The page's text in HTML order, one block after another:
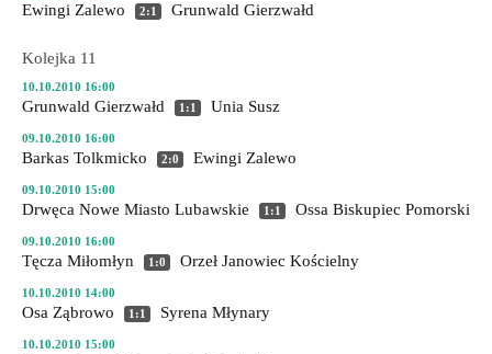
Ewingi Zalewo 2:1 Grunwald Gierzwałd
Kolejka 11
10.10.2010 16:00
Grunwald Gierzwałd 1:1 Unia Susz
09.10.2010 16:00
Barkas Tolkmicko 2:0 Ewingi Zalewo
09.10.2010 15:00
Drwęca Nowe Miasto Lubawskie 1:1 Ossa Biskupiec Pomorski
09.10.2010 16:00
Tęcza Miłomłyn 1:0 Orzeł Janowiec Kościelny
10.10.2010 14:00
Osa Ząbrowo 1:1 Syrena Młynary
10.10.2010 15:00